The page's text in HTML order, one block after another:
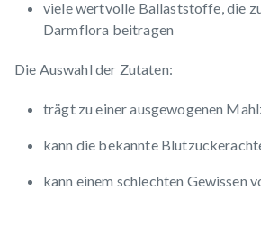
viele wertvolle Ballaststoffe, die
Darmflora beitragen
Die Auswahl der Zutaten:
trägt zu einer ausgewogenen
kann die bekannte
kann einem schlechten Gewissen